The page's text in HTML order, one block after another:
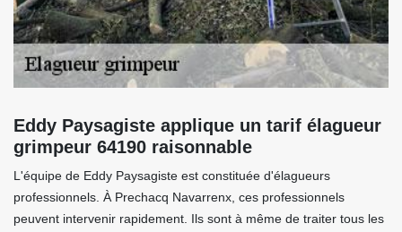
Eddy Paysagiste applique un tarif élagueur
grimpeur 64190 raisonnable
L'équipe de Eddy Paysagiste est constituée d'élagueurs
professionnels. À Prechacq Navarrenx, ces professionnels
peuvent intervenir rapidement. Ils sont à même de traiter tous les